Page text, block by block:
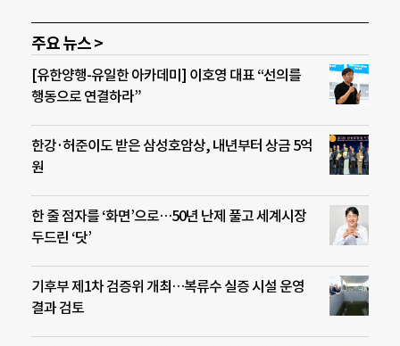
주요 뉴스 >
[유한양행-유일한 아카데미] 이호영 대표 “선의를
행동으로 연결하라”
한강·허준이도 받은 삼성호암상, 내년부터 상금 5억
원
한 줄 점자를 ‘화면’으로…50년 난제 풀고 세계시장
두드린 ‘닷’
기후부 제1차 검증위 개최…복류수 실증 시설 운영
결과 검토